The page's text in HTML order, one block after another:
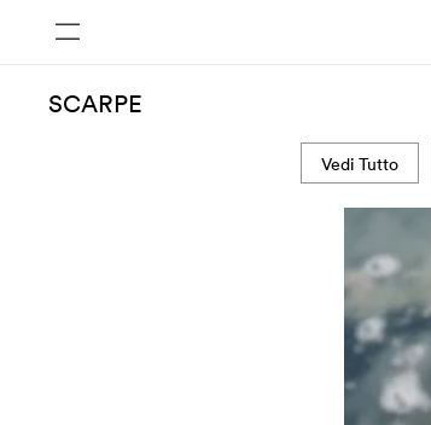
SCARPE
Vedi Tutto